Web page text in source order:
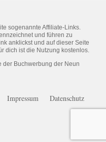
sogenannte Affiliate-Links.
und führen zu
anklickst und auf dieser Seite
dich ist die Nutzung kostenlos.
der Buchwerbung der Neun
Impressum Datenschutz